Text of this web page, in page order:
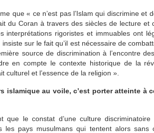
que « ce n’est pas l’Islam qui discrimine et
du Coran à travers des siècles de lecture et
interprétations rigoristes et immuables ont
sur le fait qu’il est nécessaire de
source de discrimination à l’encontre
en compte le contexte historique de la
culturel et l’essence de la religion ».
islamique au voile, c’est porter atteinte à
que le constat d’une culture
les pays musulmans qui tentent alors sans